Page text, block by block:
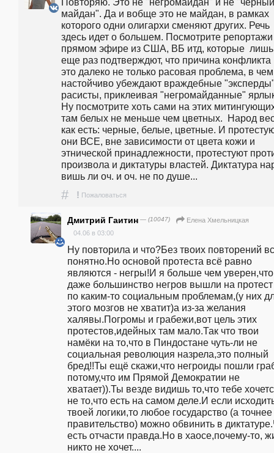
майдан". Да и вобще это не майдан, в рамках
которого одни олигархи сменяют других. Речь
здесь идет о бoльшем. Посмотрите
прямом эфире из США, ВБ итд, которые  лишь
еще раз подтверждют, что причина конфликта
это далеко не только расовая проблема, в
настойчиво убеждают враждебные
расисты, приклеивая "негромайданные"
Ну посмотрите хоть сами на этих
там белых не меньше чем цветных.  Народ
как есть: черные, белые, цветные. И
они ВСЕ, вне зависимости от цвета кожи и
этнической принадлежности, протестуют
произвола и диктатуры властей. Диктатура
вишь ли оч. и оч. не по душе...
# ! Пожаловаться
Дмитрий Гаитин — (10047)
Елена Хмельницкая
04.06 в 03:00
Ну повторила и что?Без твоих повторений
понятно.Но основой протеста всё равно
являются - негры!И я больше чем уверен,что
даже большинство негров вышли на
по каким-то социальным проблемам,(у них
этого мозгов не хватит)а из-за желания
халявы.Погромы и грабежи,вот цель этих
протестов,идейных там мало.Так что твои
намёки на то,что в Пиндостане чуть-ли не
социальная революция назрела,это полный
бред!!Ты ещё скажи,что негроиды пошли
потому,что им Прямой Демократии не
хватает)).Ты везде видишь то,что тебе
не то,что есть на самом деле.И если
твоей логики,то любое государство (а точнее
правительство) можно обвинить в
есть отчасти правда.Но в хаосе,почему-то,
никто не хочет....